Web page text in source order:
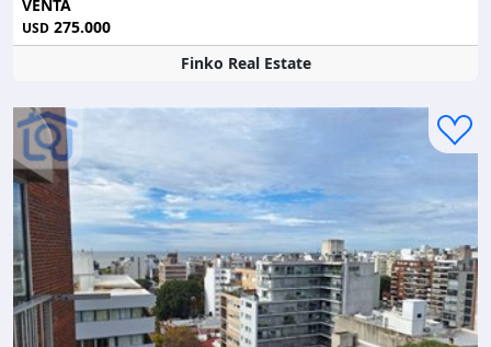
VENTA
USD 275.000
Finko Real Estate